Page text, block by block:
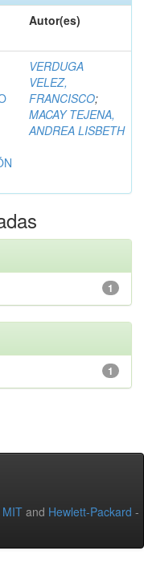
Autor(es)
VERDUGA
VELEZ,
FRANCISCO;
MACAY TEJENA,
ANDREA LISBETH
1
1
MIT and Hewlett-Packard -